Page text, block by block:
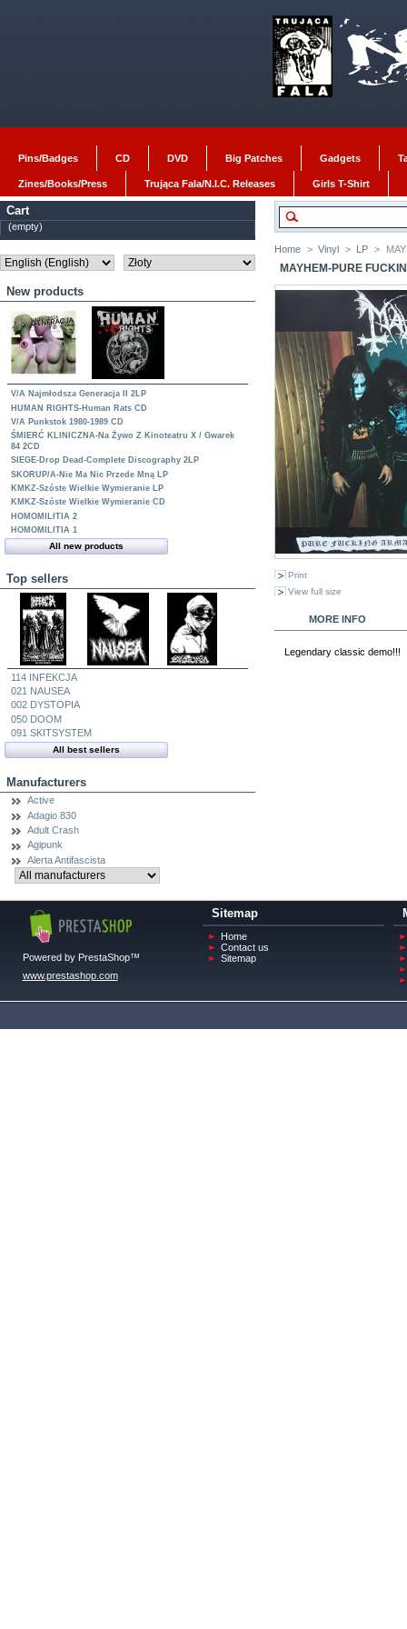
Pins/Badges CD DVD Big Patches Gadgets
Zines/Books/Press Trująca Fala/N.I.C. Releases Girls T-Shirt
Cart
(empty)
New products
V/A Najmłodsza Generacja II 2LP
HUMAN RIGHTS-Human Rats CD
V/A Punkstok 1980-1989 CD
ŚMIERĆ KLINICZNA-Na Żywo Z Kinoteatru X / Gwarek
84 2CD
SIEGE-Drop Dead-Complete Discography 2LP
SKORUP/A-Nie Ma Nic Przede Mną LP
KMKZ-Szóste Wielkie Wymieranie LP
KMKZ-Szóste Wielkie Wymieranie CD
HOMOMILITIA 2
HOMOMILITIA 1
All new products
Top sellers
114 INFEKCJA
021 NAUSEA
002 DYSTOPIA
050 DOOM
091 SKITSYSTEM
All best sellers
Manufacturers
Active
Adagio 830
Adult Crash
Agipunk
Alerta Antifascista
Home > Vinyl > LP >
MAYHEM-PURE
Print
View full size
MORE INFO
Legendary classic demo!!!
Powered by PrestaShop™
www.prestashop.com
Sitemap
Home
Contact us
Sitemap